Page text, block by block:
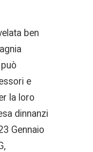
ben
e
la loro
dinnanzi
Gennaio